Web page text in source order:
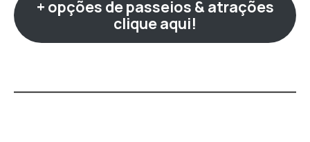
+ opções de passeios & atrações
clique aqui!